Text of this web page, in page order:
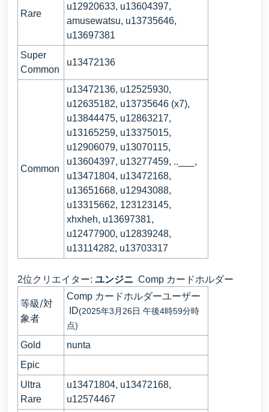
Rare
u12920633, u13604397,
amusewatsu, u13735646,
u13697381
Super
Common
u13472136
Common
u13472136, u12525930,
u12635182, u13735646 (x7),
u13844475, u12863217,
u13165259, u13375015,
u12906079, u13070115,
u13604397, u13277459, ..___,
u13471804, u13472168,
u13651668, u12943088,
u13315662, 123123145,
xhxheh, u13697381,
u12477900, u12839248,
u13114282, u13703317
2位クリエイター: ユンジニ Comp カードホルダー
等級/対
象者
Comp カードホルダーユーザー
ID(2025年3月26日 午後4時59分時
点)
Gold
nunta
Epic
Ultra
Rare
u13471804, u13472168,
u12574467